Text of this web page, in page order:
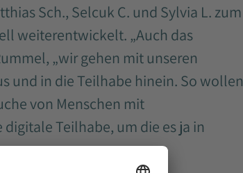
Sch., Selcuk C. und Sylvia L. zum
weiterentwickelt. „Auch das
„wir gehen mit unseren
und in die Teilhabe hinein. So wollen
von Menschen mit
Teilhabe, um die es ja in